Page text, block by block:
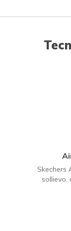
Skechers
sollievo,